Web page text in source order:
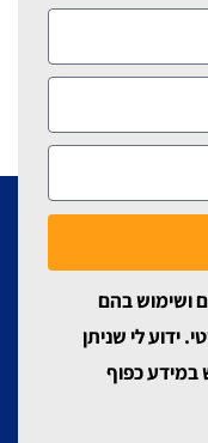
ושימוש בהם
ידוע לי שניתן
כפוף